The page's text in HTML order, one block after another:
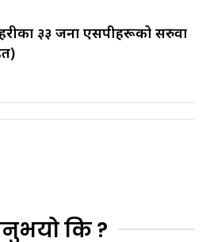
३३ जना एसपीहरूको सरुवा
कि ?